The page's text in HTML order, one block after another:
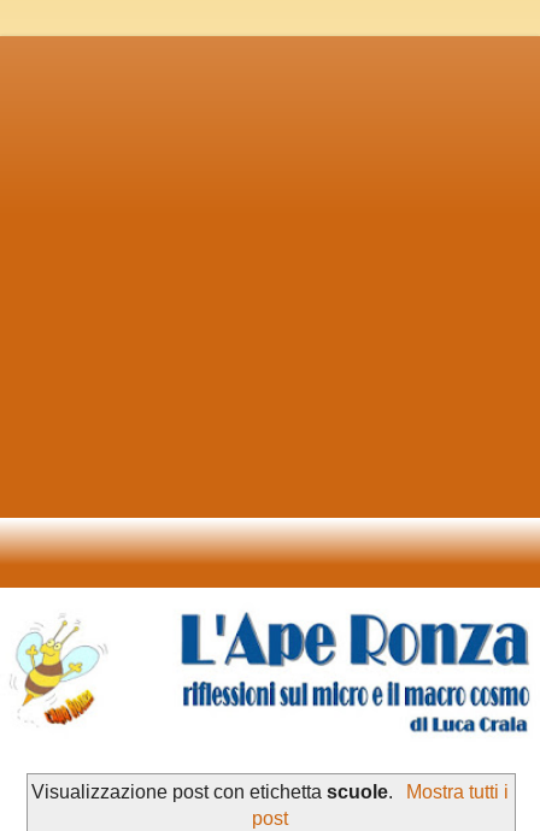
Visualizzazione post con etichettascuole.
Mostra tutti i
post